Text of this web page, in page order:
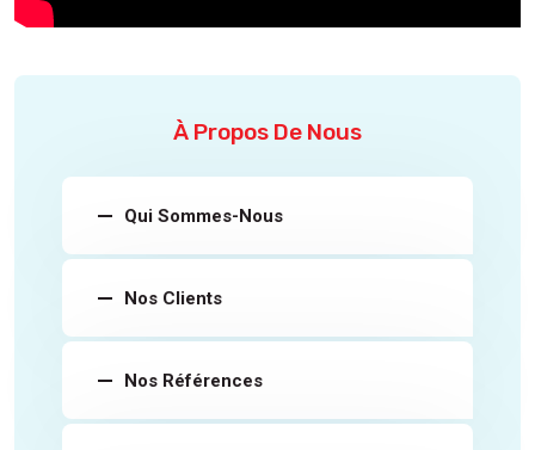
À Propos De Nous
Qui Sommes-Nous
Nos Clients
Nos Références